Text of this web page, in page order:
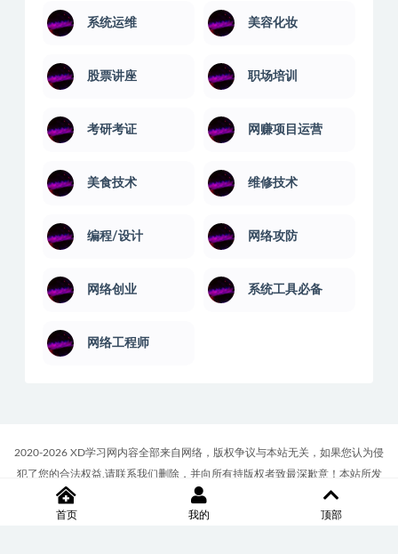
系统运维 美容化妆
股票讲座 职场培训
考研考证 网赚项目运营
美食技术 维修技术
编程/设计 网络攻防
网络创业 系统工具必备
网络工程师
2020-2026 XD学习网内容全部来自网络，版权争议与本站无关，如果您认为侵
犯了您的合法权益,请联系我们删除，并向所有持版权者致最深歉意！本站所发
布的一切学习教程、软件等资料仅限用于学习体验和研究目的；请自觉下载后
24小时内删除，如果您喜欢该资料，请支持正版！商务合作或版权联系邮箱
首页 我的 顶部